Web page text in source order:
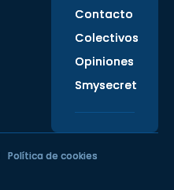
Contacto
Colectivos
Opiniones
Smysecret
Política de cookies